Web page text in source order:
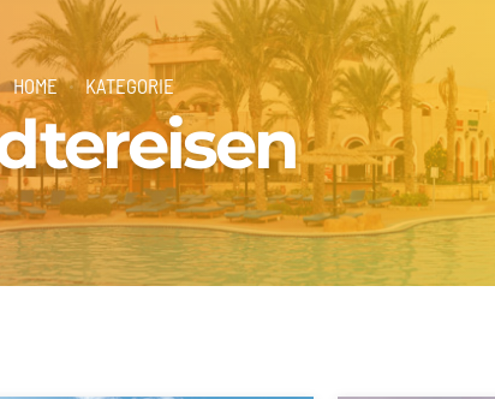
& Sicherheit)
Parken am Flughafen
Online Check-In
Abflüge & Ankünfte
HOME KATEGORIE